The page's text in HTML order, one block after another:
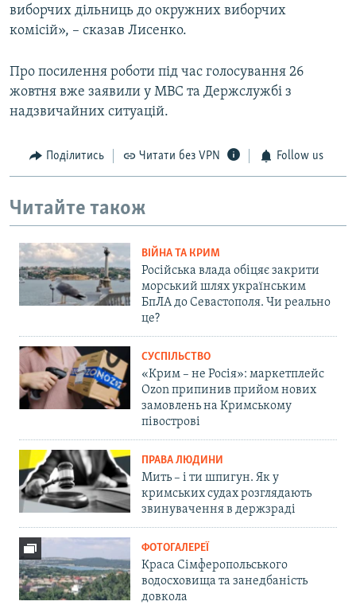
виборчих дільниць до окружних виборчих
комісій», – сказав Лисенко.
Про посилення роботи під час голосування 26
жовтня вже заявили у МВС та Держслужбі з
надзвичайних ситуацій.
Поділитись Читати без VPN Follow us
Читайте також
ВІЙНА ТА КРИМ
Російська влада обіцяє закрити
морський шлях українським
БпЛА до Севастополя. Чи реально
це?
СУСПІЛЬСТВО
«Крим – не Росія»: маркетплейс
Ozon припинив прийом нових
замовлень на Кримському
півострові
ПРАВА ЛЮДИНИ
Мить – і ти шпигун. Як у
кримських судах розглядають
звинувачення в держзраді
ФОТОГАЛЕРЕЇ
Краса Сімферопольського
водосховища та занедбаність
довкола